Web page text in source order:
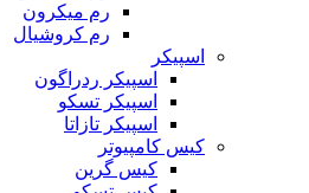
رم میکرون
رم کروشیال
اسپیکر
اسپیکر ردراگون
اسپیکر تسکو
اسپیکر تازاتا
کیس کامپیوتر
کیس گرین